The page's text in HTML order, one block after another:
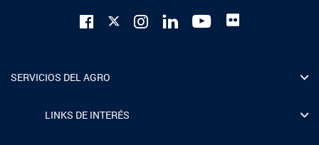
SERVICIOS DEL AGRO
LINKS DE INTERÉS